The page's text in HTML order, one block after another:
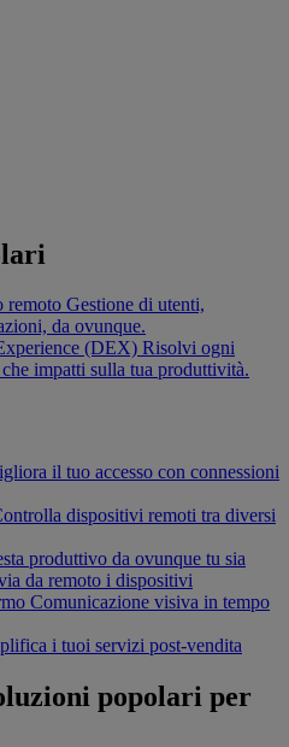
remoto Gestione di utenti,
da ovunque.
(DEX) Risolvi ogni
impatti sulla tua produttività.
il tuo accesso con connessioni
dispositivi remoti tra diversi
produttivo da ovunque tu sia
da remoto i dispositivi
Comunicazione visiva in tempo
i tuoi servizi post-vendita
popolari per